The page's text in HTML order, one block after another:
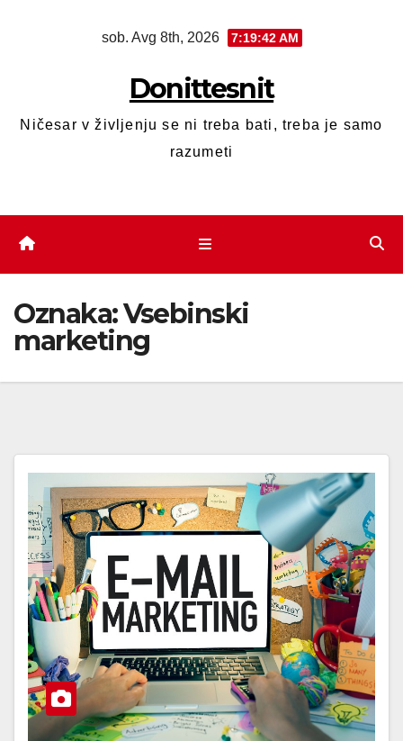
sob. Avg 8th, 2026 7:19:42 AM
Donittesnit
Ničesar v življenju se ni treba bati, treba je samo
razumeti
Oznaka:Vsebinski
marketing